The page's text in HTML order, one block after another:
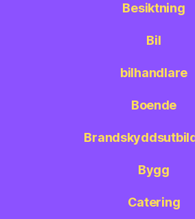
Besiktning
Bil
bilhandlare
Boende
Bygg
Catering